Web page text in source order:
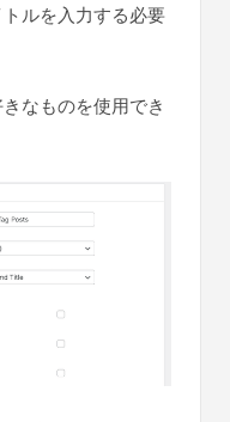
ルを入力する必要
なものを使用でき